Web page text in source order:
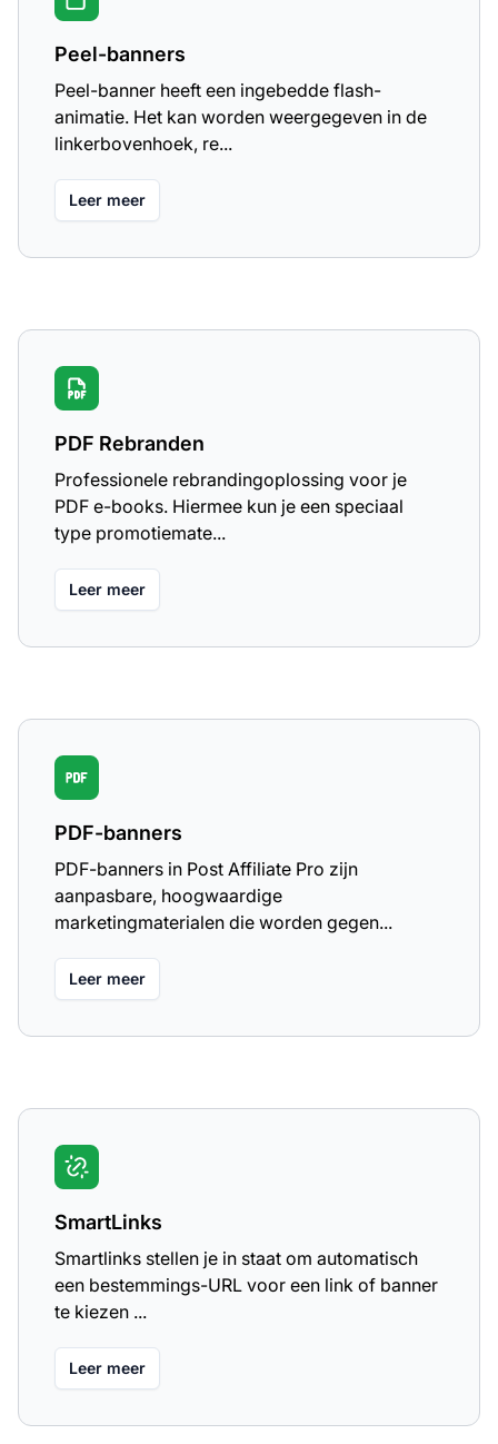
Peel-banners
Peel-banner heeft een ingebedde flash-
animatie. Het kan worden weergegeven in de
linkerbovenhoek, re...
Leer meer
PDF Rebranden
Professionele rebrandingoplossing voor je
PDF e-books. Hiermee kun je een speciaal
type promotiemate...
Leer meer
PDF-banners
PDF-banners in Post Affiliate Pro zijn
aanpasbare, hoogwaardige
marketingmaterialen die worden gegen...
Leer meer
SmartLinks
Smartlinks stellen je in staat om automatisch
een bestemmings-URL voor een link of banner
te kiezen ...
Leer meer